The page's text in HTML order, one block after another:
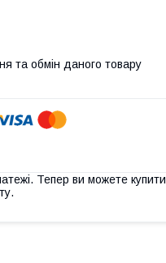
та обмін даного товару
Тепер ви можете купити